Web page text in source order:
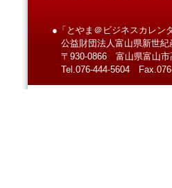
●「とやま＠ビジネスカレン
公益財団法人富山県新世
〒930-0866 富山県富山市
Tel.076-444-5604